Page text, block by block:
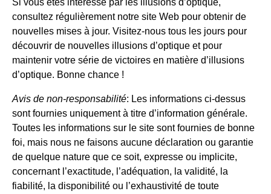
Si vous êtes intéressé par les illusions d’optique,
consultez régulièrement notre site Web pour obtenir de
nouvelles mises à jour. Visitez-nous tous les jours pour
découvrir de nouvelles illusions d’optique et pour
maintenir votre série de victoires en matière d’illusions
d’optique. Bonne chance !
Avis de non-responsabilité: Les informations ci-dessus
sont fournies uniquement à titre d’information générale.
Toutes les informations sur le site sont fournies de bonne
foi, mais nous ne faisons aucune déclaration ou garantie
de quelque nature que ce soit, expresse ou implicite,
concernant l’exactitude, l’adéquation, la validité, la
fiabilité, la disponibilité ou l’exhaustivité de toute